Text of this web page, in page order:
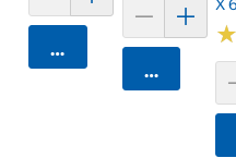
카트에 담기
카트에 담기
★
★